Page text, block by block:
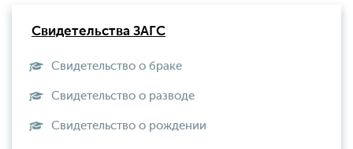
Свидетельства ЗАГС
Свидетельство о браке
Свидетельство о разводе
Свидетельство о рождении